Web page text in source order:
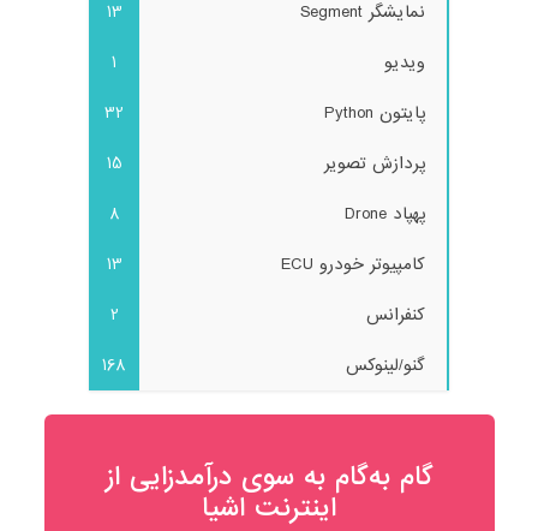
نمایشگر Segment
13
ویدیو
1
پایتون Python
32
پردازش تصویر
15
پهپاد Drone
8
کامپیوتر خودرو ECU
13
کنفرانس
2
گنو/لینوکس
168
گام به‌گام به‌ سوی درآمدزایی از
اینترنت اشیا